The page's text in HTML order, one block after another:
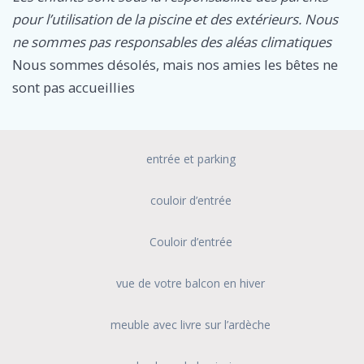
pour l’utilisation de la piscine et des extérieurs. Nous
ne sommes pas responsables des aléas climatiques
Nous sommes désolés, mais nos amies les bêtes ne
sont pas accueillies
entrée et parking
couloir d’entrée
Couloir d’entrée
vue de votre balcon en hiver
meuble avec livre sur l’ardèche